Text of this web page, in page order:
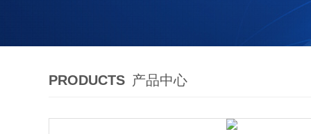
PRODUCTS 产品中心